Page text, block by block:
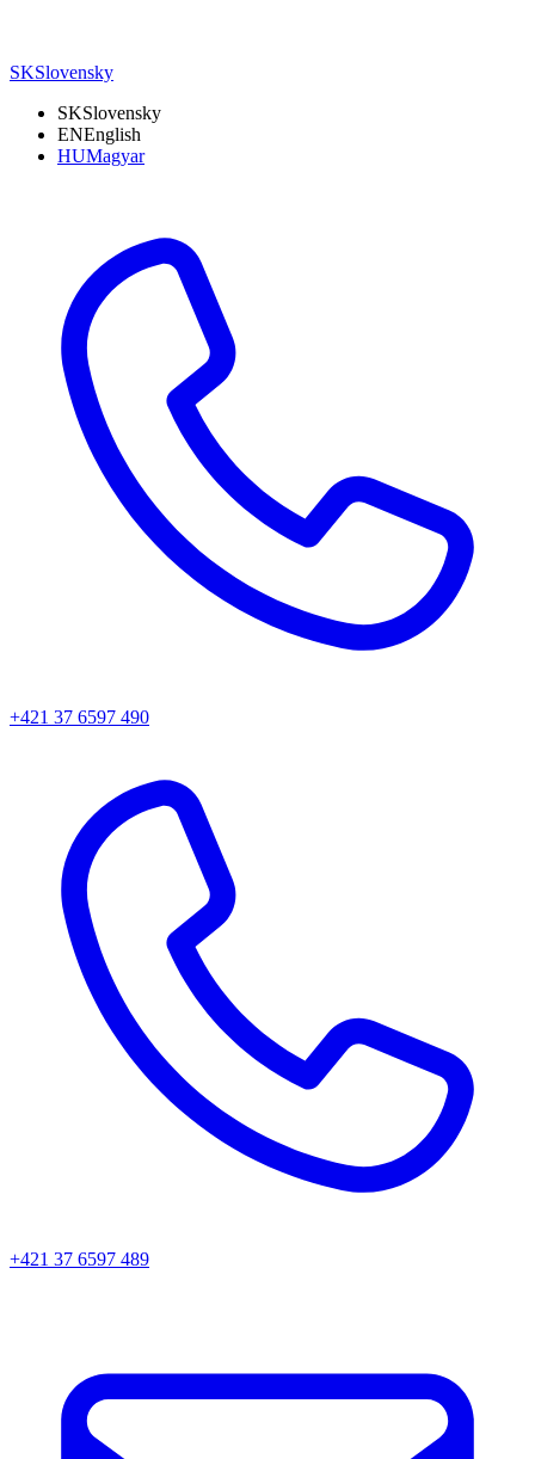
SKSlovensky
SKSlovensky
ENEnglish
HUMagyar
+421 37 6597 490
+421 37 6597 489